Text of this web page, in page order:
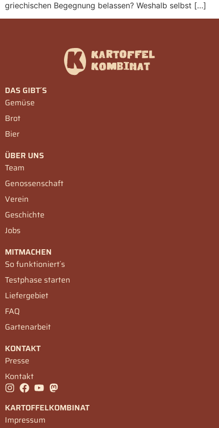
griechischen Begegnung belassen? Weshalb selbst […]
DAS GIBT´S
Gemüse
Brot
Bier
ÜBER UNS
Team
Genossenschaft
Verein
Geschichte
Jobs
MITMACHEN
So funktioniert´s
Testphase starten
Liefergebiet
FAQ
Gartenarbeit
KONTAKT
Presse
Kontakt
KARTOFFELKOMBINAT
Impressum